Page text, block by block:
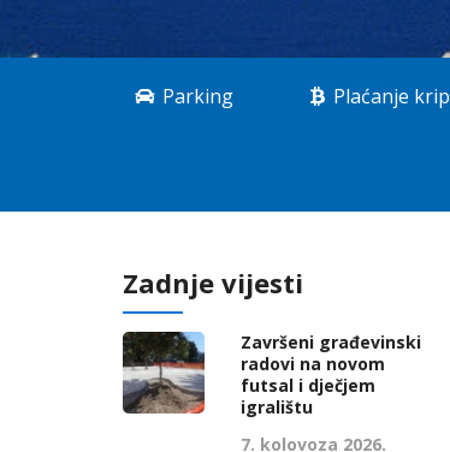
Parking Plaćanje
Zadnje vijesti
Završeni građevinski
radovi na novom
futsal i dječjem
igralištu
7. kolovoza 2026.